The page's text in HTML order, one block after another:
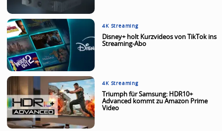
4K Streaming
Disney+ holt Kurzvideos von TikTok ins
Streaming-Abo
4K Streaming
Triumph für Samsung: HDR10+
Advanced kommt zu Amazon Prime
Video